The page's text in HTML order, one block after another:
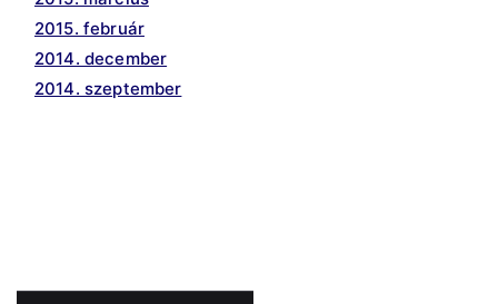
2015. február
2014. december
2014. szeptember